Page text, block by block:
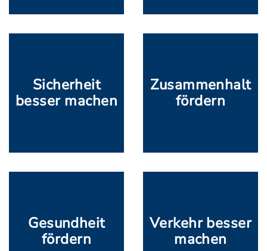
Sicherheit
besser machen
Zusammenhalt
fördern
Gesundheit
fördern
Verkehr besser
machen